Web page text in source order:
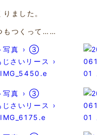
ました。
もつくって……